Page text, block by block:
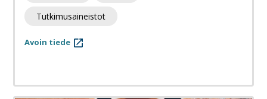
Tutkimusaineistot
Avoin tiede